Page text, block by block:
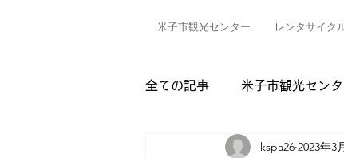
米子市観光センター レンタサイク
全ての記事 米子市観光セン
kspa26 2023年3